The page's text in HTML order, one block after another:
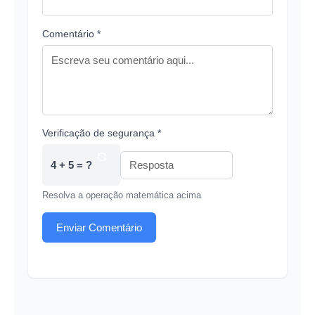
Comentário *
Verificação de segurança *
4 + 5 = ?
Resolva a operação matemática acima
Enviar Comentário